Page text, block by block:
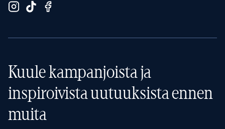
Kuule kampanjoista ja
inspiroivista uutuuksista ennen
muita